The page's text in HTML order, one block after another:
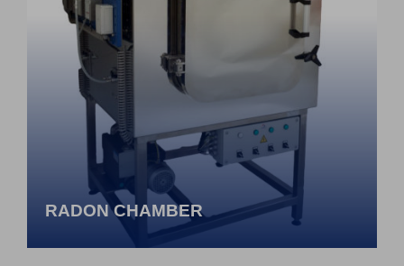
RADON CHAMBER